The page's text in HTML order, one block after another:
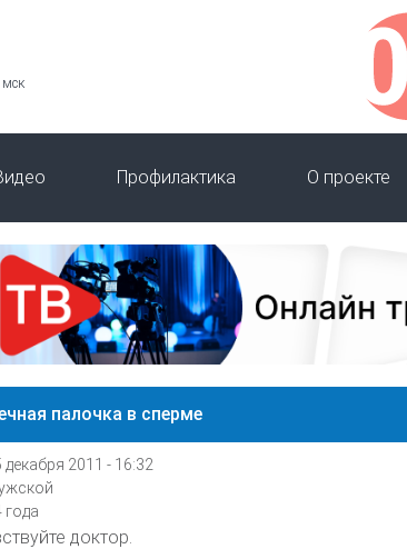
мск
Профилактика О проекте
палочка в сперме
декабря 2011 - 16:32
года
доктор.